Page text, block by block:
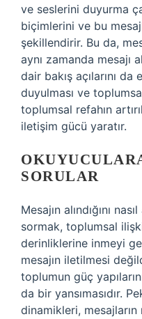
ve seslerini duyurma
biçimlerini ve bu
şekillendirir. Bu da,
aynı zamanda mesajı
dair bakış açılarını da
duyulması ve
toplumsal refahın
iletişim gücü yaratır.
SORULAR
Mesajın alındığını
sormak, toplumsal
derinliklerine inmeyi
mesajın iletilmesi
toplumun güç
da bir yansımasıdır.
dinamikleri, mesajların